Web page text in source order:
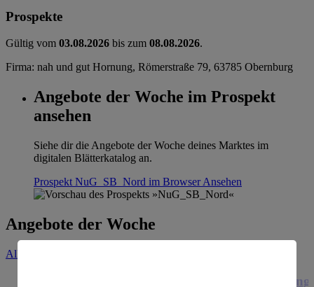
Prospekte
Gültig vom 03.08.2026 bis zum 08.08.2026.
Firma: nah und gut Hornung, Römerstraße 79, 63785 Obernburg
Angebote der Woche im Prospekt
ansehen
Siehe dir die Angebote der Woche deines Marktes im
digitalen Blätterkatalog an.
Prospekt NuG_SB_Nord im BrowserAnsehen
Angebote der Woche
Alle Angebote ansehen